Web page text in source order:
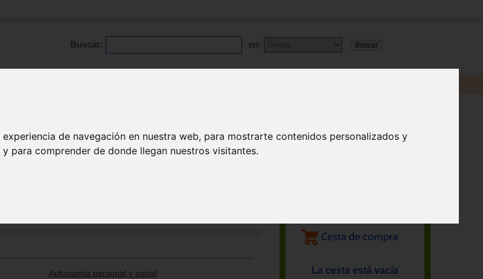
de navegación en nuestra web, para mostrarte contenidos personalizados y
para comprender de donde llegan nuestros visitantes.
Buscar: en:
Autonomía personal y social
La cesta está vacía